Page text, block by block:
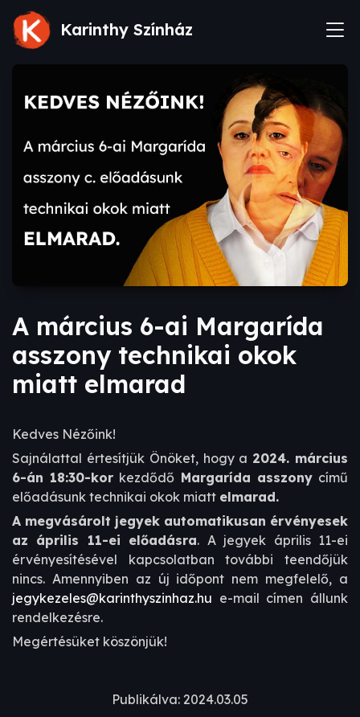
Karinthy Színház
A március 6-ai Margarída
asszony technikai okok
miatt elmarad
Kedves Nézőink!
Sajnálattal értesítjük Önöket, hogy a 2024. március
6-án 18:30-kor kezdődő Margarída asszonycímű
előadásunk technikai okok miatt elmarad.
A megvásárolt jegyek automatikusan érvényesek
az április 11-ei előadásra. A jegyek április 11-ei
érvényesítésével kapcsolatban további teendőjük
nincs. Amennyiben az új időpont nem megfelelő, a
jegykezeles@karinthyszinhaz.hu e-mail címen állunk
rendelkezésre.
Megértésüket köszönjük!
Publikálva: 2024.03.05